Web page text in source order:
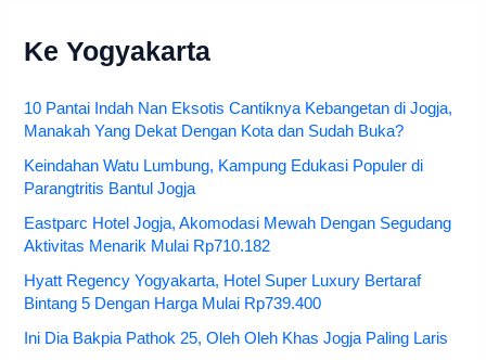
Ke Yogyakarta
10 Pantai Indah Nan Eksotis Cantiknya Kebangetan di Jogja,
Manakah Yang Dekat Dengan Kota dan Sudah Buka?
Keindahan Watu Lumbung, Kampung Edukasi Populer di
Parangtritis Bantul Jogja
Eastparc Hotel Jogja, Akomodasi Mewah Dengan Segudang
Aktivitas Menarik Mulai Rp710.182
Hyatt Regency Yogyakarta, Hotel Super Luxury Bertaraf
Bintang 5 Dengan Harga Mulai Rp739.400
Ini Dia Bakpia Pathok 25, Oleh Oleh Khas Jogja Paling Laris